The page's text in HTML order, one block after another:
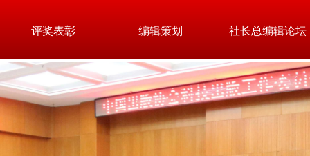
评奖表彰 编辑策划 社长总编辑论坛